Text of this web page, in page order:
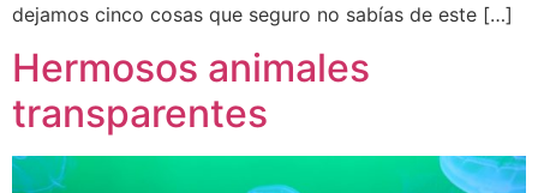
dejamos cinco cosas que seguro no sabías de este […]
Hermosos animales
transparentes